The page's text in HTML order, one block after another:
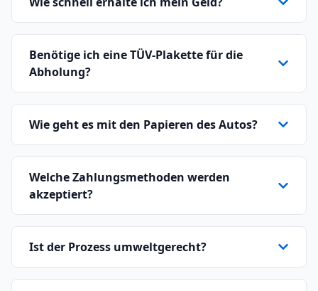
Benötige ich eine TÜV-Plakette für die
Abholung?
Wie geht es mit den Papieren des Autos?
Welche Zahlungsmethoden werden
akzeptiert?
Ist der Prozess umweltgerecht?